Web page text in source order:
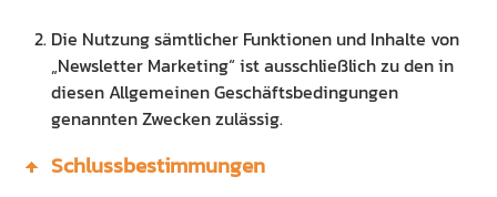
Die Nutzung sämtlicher Funktionen und Inhalte von
„Newsletter Marketing“ ist ausschließlich zu den in
diesen Allgemeinen Geschäftsbedingungen
genannten Zwecken zulässig.
Schlussbestimmungen